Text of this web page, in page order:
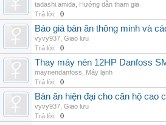
tadashi.amida Hướng dẫn tham gia
Trả lời:
0
Báo giá bàn ăn thông minh và
vyvy937 Giao lưu
Trả lời:
0
Thay máy nén 12HP Danfoss
maynendanfoss
Máy lạnh
Trả lời:
0
Bàn ăn hiện đại cho căn hộ cao
vyvy937 Giao lưu
Trả lời:
0